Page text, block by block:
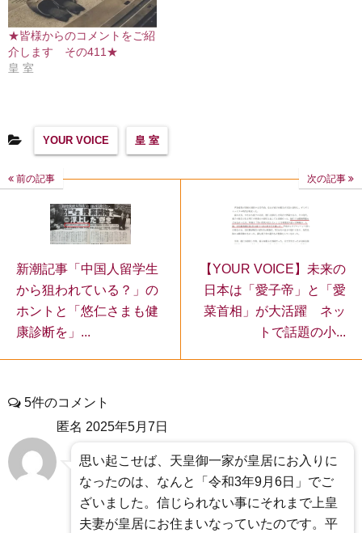
★皆様からのコメントをご紹
介します その411★
皇 室
YOUR VOICE 皇 室
前の記事
新潮記事「中国人留学生
から狙われている？」の
ホントと「悠仁さまも健
康診断を」...
次の記事
【YOUR VOICE】未来の
日本は「愛子帝」と「愛
菜首相」が大活躍 ネッ
トで話題の小...
5件のコメント
匿名 2025年5月7日
思い起こせば、天皇御一家が皇居にお入りに
なったのは、なんと「令和3年9月6日」でご
ざいました。信じられない事にそれまで上皇
夫妻が皇居にお住まいなっていたのです。平